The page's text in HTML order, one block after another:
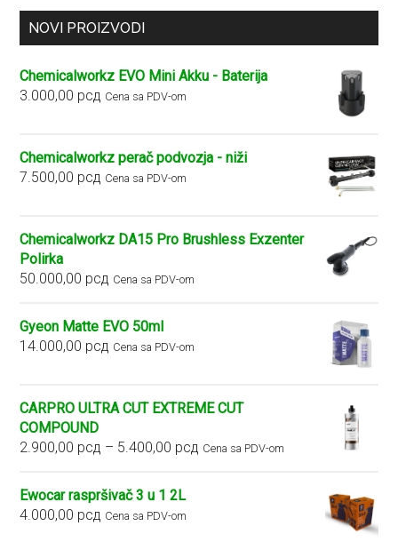
NOVI PROIZVODI
Chemicalworkz EVO Mini Akku - Baterija
3.000,00 рсд Cena sa PDV-om
Chemicalworkz perač podvozja - niži
7.500,00 рсд Cena sa PDV-om
Chemicalworkz DA15 Pro Brushless Exzenter
Polirka
50.000,00 рсд Cena sa PDV-om
Gyeon Matte EVO 50ml
14.000,00 рсд Cena sa PDV-om
CARPRO ULTRA CUT EXTREME CUT
COMPOUND
2.900,00 рсд – 5.400,00 рсд Raspon
Cena sa PDV-om
Ewocar raspršivač 3 u 1 2L
4.000,00 рсд Cena sa PDV-om